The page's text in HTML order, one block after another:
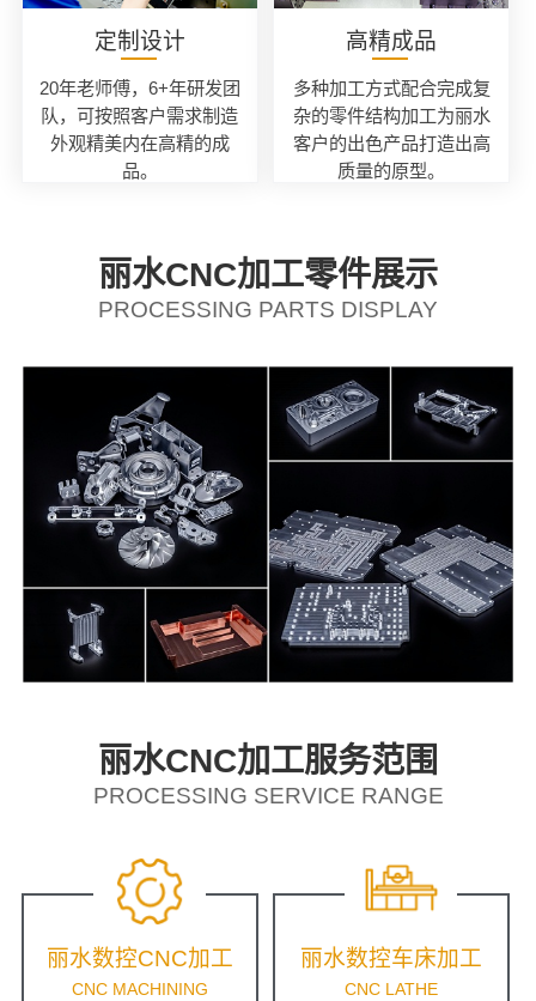
定制设计
20年老师傅，6+年研发团
队，可按照客户需求制造
外观精美内在高精的成
品。
高精成品
多种加工方式配合完成复
杂的零件结构加工为丽水
客户的出色产品打造出高
质量的原型。
丽水CNC加工零件展示
PROCESSING PARTS DISPLAY
丽水CNC加工服务范围
PROCESSING SERVICE RANGE
丽水数控CNC加工
CNC MACHINING
丽水数控车床加工
CNC LATHE